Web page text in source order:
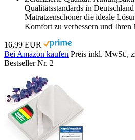
Qualitätsstandards in
Matratzenschoner die ideale
Komfort zu verbessern und Ihren
16,99 EUR
Bei Amazon kaufen Preis inkl. MwSt.,
Bestseller Nr. 2